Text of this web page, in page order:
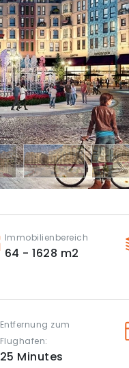
Immobilienbereich
64 - 1628 m2
Entfernung zum
Flughafen:
25 Minutes